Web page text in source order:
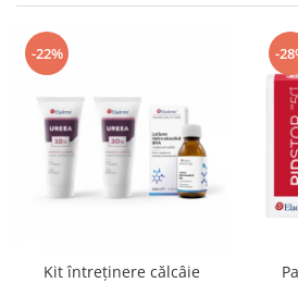
Lotiuni tonice
Creme Emoliente
Creme cu Uree
Produse pentru pete pigmentare
-22%
Kit întreținere călcâie
-